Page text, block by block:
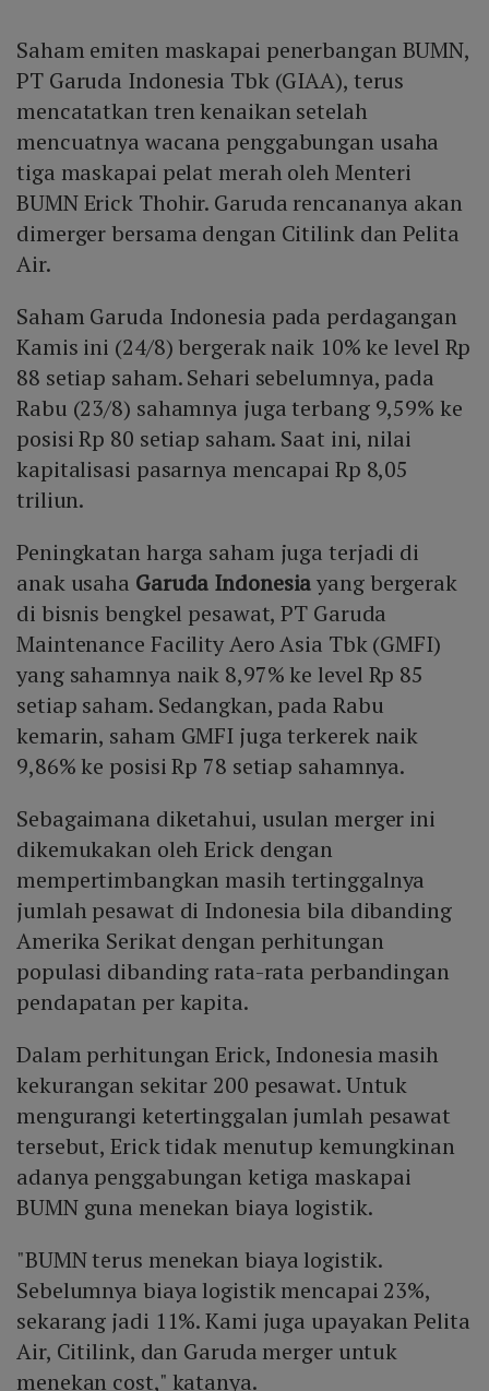
Saham emiten maskapai penerbangan BUMN,
PT Garuda Indonesia Tbk (GIAA), terus
mencatatkan tren kenaikan setelah
mencuatnya wacana penggabungan usaha
tiga maskapai pelat merah oleh Menteri
BUMN Erick Thohir. Garuda rencananya akan
dimerger bersama dengan Citilink dan Pelita
Air.
Saham Garuda Indonesia pada perdagangan
Kamis ini (24/8) bergerak naik 10% ke level Rp
88 setiap saham. Sehari sebelumnya, pada
Rabu (23/8) sahamnya juga terbang 9,59% ke
posisi Rp 80 setiap saham. Saat ini, nilai
kapitalisasi pasarnya mencapai Rp 8,05
triliun.
Peningkatan harga saham juga terjadi di
anak usaha Garuda Indonesiayang bergerak
di bisnis bengkel pesawat, PT Garuda
Maintenance Facility Aero Asia Tbk (GMFI)
yang sahamnya naik 8,97% ke level Rp 85
setiap saham. Sedangkan, pada Rabu
kemarin, saham GMFI juga terkerek naik
9,86% ke posisi Rp 78 setiap sahamnya.
Sebagaimana diketahui, usulan merger ini
dikemukakan oleh Erick dengan
mempertimbangkan masih tertinggalnya
jumlah pesawat di Indonesia bila dibanding
Amerika Serikat dengan perhitungan
populasi dibanding rata-rata perbandingan
pendapatan per kapita.
Dalam perhitungan Erick, Indonesia masih
kekurangan sekitar 200 pesawat. Untuk
mengurangi ketertinggalan jumlah pesawat
tersebut, Erick tidak menutup kemungkinan
adanya penggabungan ketiga maskapai
BUMN guna menekan biaya logistik.
"BUMN terus menekan biaya logistik.
Sebelumnya biaya logistik mencapai 23%,
sekarang jadi 11%. Kami juga upayakan Pelita
Air, Citilink, dan Garuda merger untuk
menekan cost," katanya.